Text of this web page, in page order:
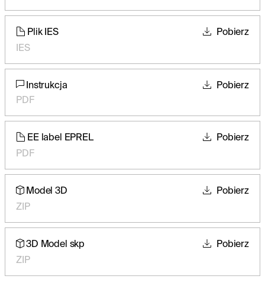
Plik IES
IES
Pobierz
Instrukcja
PDF
Pobierz
EE label EPREL
PDF
Pobierz
Model 3D
ZIP
Pobierz
3D Model skp
ZIP
Pobierz